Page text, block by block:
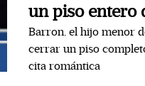
un piso entero
Barron, el hijo menor
cerrar un piso
cita romántica